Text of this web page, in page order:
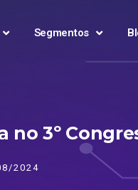
Segmentos
3º
2024